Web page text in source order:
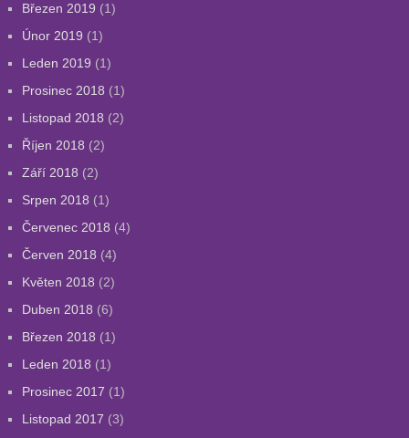
Březen 2019 (1)
Únor 2019 (1)
Leden 2019 (1)
Prosinec 2018 (1)
Listopad 2018 (2)
Říjen 2018 (2)
Září 2018 (2)
Srpen 2018 (1)
Červenec 2018 (4)
Červen 2018 (4)
Květen 2018 (2)
Duben 2018 (6)
Březen 2018 (1)
Leden 2018 (1)
Prosinec 2017 (1)
Listopad 2017 (3)